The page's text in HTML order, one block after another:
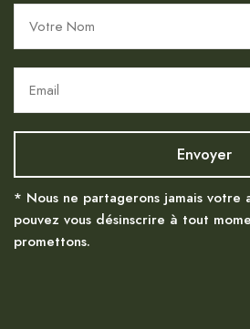
* Nous ne partagerons jamais votre
pouvez vous désinscrire à tout
promettons.